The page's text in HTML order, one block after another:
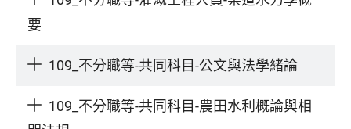
要
109_不分職等-共同科目-公文與法學緒論
109_不分職等-共同科目-農田水利概論與相